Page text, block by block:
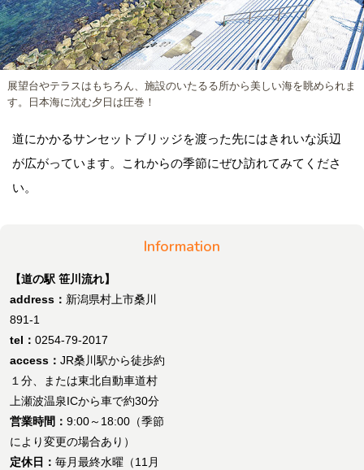
展望台やテラスはもちろん、施設のいたるる所から美しい海を眺められま
す。日本海に沈む夕日は圧巻！
道にかかるサンセットブリッジを渡った先にはきれいな浜辺
が広がっています。これからの季節にぜひ訪れてみてくださ
い。
Information
【道の駅 笹川流れ】
address： 新潟県村上市桑川
891-1
tel： 0254-79-2017
access： JR桑川駅から徒歩約
１分、または東北自動車道村
上瀬波温泉ICから車で約30分
営業時間： 9:00～18:00（季節
により変更の場合あり）
定休日： 毎月最終水曜（11月